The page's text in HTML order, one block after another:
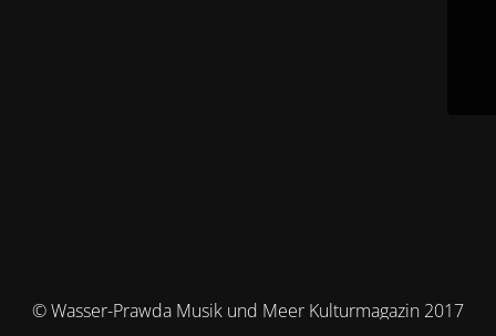
© Wasser-Prawda Musik und Meer Kulturmagazin 2017